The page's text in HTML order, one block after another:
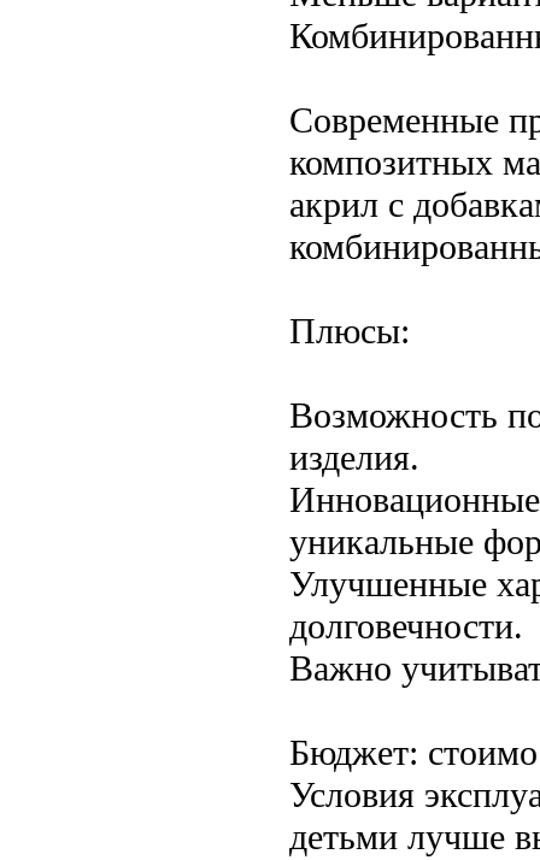
Современные
композитных
акрил с
Плюсы:
Возможность
изделия.
Инновационные
уникальные
Улучшенные
долговечности.
Важно
Бюджет:
Условия
детьми лучше